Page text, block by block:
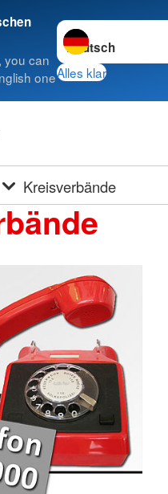
you can
one
Sprache wechseln
Alles klar
Kreisverbände